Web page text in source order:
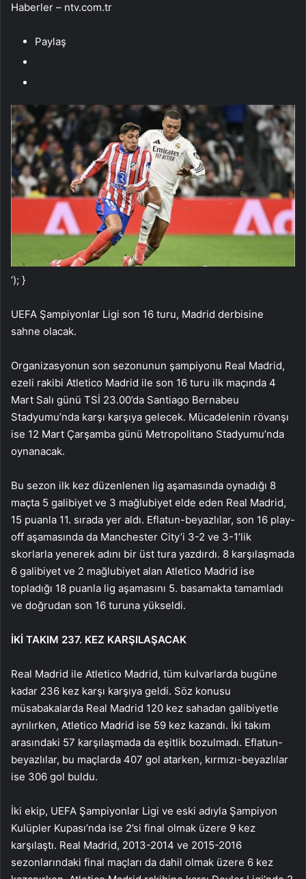
Haberler – ntv.com.tr
Paylaş
‘); }
UEFA Şampiyonlar Ligi son 16 turu, Madrid derbisine
sahne olacak.
Organizasyonun son sezonunun şampiyonu Real Madrid,
ezeli rakibi Atletico Madrid ile son 16 turu ilk maçında 4
Mart Salı günü TSİ 23.00’da Santiago Bernabeu
Stadyumu’nda karşı karşıya gelecek. Mücadelenin rövanşı
ise 12 Mart Çarşamba günü Metropolitano Stadyumu’nda
oynanacak.
Bu sezon ilk kez düzenlenen lig aşamasında oynadığı 8
maçta 5 galibiyet ve 3 mağlubiyet elde eden Real Madrid,
15 puanla 11. sırada yer aldı. Eflatun-beyazlılar, son 16 play-
off aşamasında da Manchester City’i 3-2 ve 3-1’lik
skorlarla yenerek adını bir üst tura yazdırdı. 8 karşılaşmada
6 galibiyet ve 2 mağlubiyet alan Atletico Madrid ise
topladığı 18 puanla lig aşamasını 5. basamakta tamamladı
ve doğrudan son 16 turuna yükseldi.
İKİ TAKIM 237. KEZ KARŞILAŞACAK
Real Madrid ile Atletico Madrid, tüm kulvarlarda bugüne
kadar 236 kez karşı karşıya geldi. Söz konusu
müsabakalarda Real Madrid 120 kez sahadan galibiyetle
ayrılırken, Atletico Madrid ise 59 kez kazandı. İki takım
arasındaki 57 karşılaşmada da eşitlik bozulmadı. Eflatun-
beyazlılar, bu maçlarda 407 gol atarken, kırmızı-beyazlılar
ise 306 gol buldu.
İki ekip, UEFA Şampiyonlar Ligi ve eski adıyla Şampiyon
Kulüpler Kupası’nda ise 2’si final olmak üzere 9 kez
karşılaştı. Real Madrid, 2013-2014 ve 2015-2016
sezonlarındaki final maçları da dahil olmak üzere 6 kez